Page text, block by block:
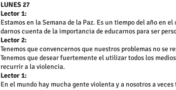
LUNES 27
Lector 1:
Estamos en la Semana de la Paz. Es un tiempo del año en
darnos cuenta de la importancia de educarnos para ser
Lector 2:
Tenemos que convencernos que nuestros problemas no se
Tenemos que desear fuertemente el utilizar todos los
recurrir a la violencia.
Lector 1:
En el mundo hay mucha gente violenta y a nosotros a